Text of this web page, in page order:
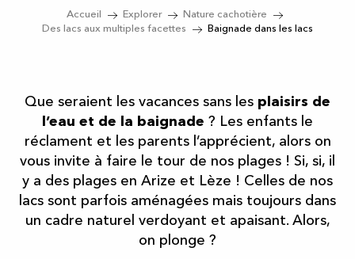
Accueil Explorer
Nature cachotière
Des lacs aux multiples facettes
Baignade dans les lacs
Que seraient les vacances sans les plaisirs de
l’eau et de la baignade ? Les enfants le
réclament et les parents l’apprécient, alors on
vous invite à faire le tour de nos plages ! Si, si, il
y a des plages en Arize et Lèze ! Celles de nos
lacs sont parfois aménagées mais toujours dans
un cadre naturel verdoyant et apaisant. Alors,
on plonge ?